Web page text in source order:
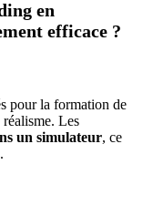
en
efficace ?
pour la formation de
Les
un simulateur, ce